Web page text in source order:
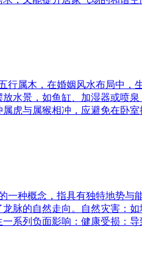
行属木，在婚姻风水布局中
水景，如鱼缸、加湿器或喷
虎与属猴相冲，应避免在卧
一种概念，指具有独特地势
脉的自然走向。自然灾害：
系列负面影响：健康受损：